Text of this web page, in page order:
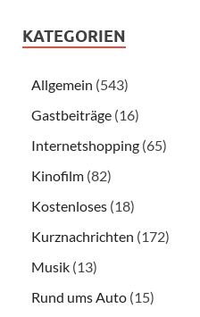
KATEGORIEN
Allgemein (543)
Gastbeiträge (16)
Internetshopping (65)
Kinofilm (82)
Kostenloses (18)
Kurznachrichten (172)
Musik (13)
Rund ums Auto (15)